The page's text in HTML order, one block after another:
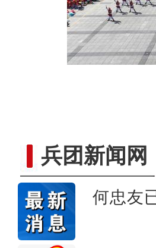
兵团新闻网
何忠友